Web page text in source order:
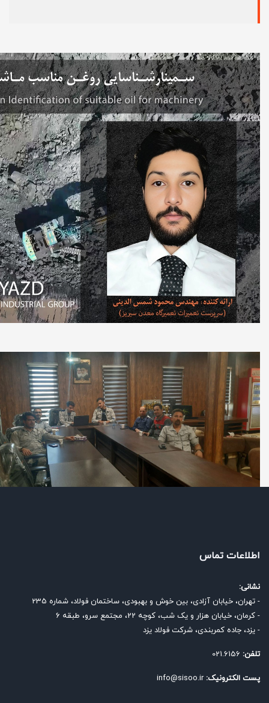
اطلاعات تماس
نشانی:
- تهران، خیابان آزادی، بین خوش و بهبودی، ساختمان فولاد، شماره 235
- کرمان، خیابان هزار و یک شب، کوچه 22، مجتمع سرو، طبقه 6
- یزد، جاده کمربندی، شرکت فولاد یزد
تلفن:
پست الکترونیک: info@sisoo.ir